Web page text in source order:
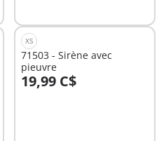
XS
71503 - Sirène avec
pieuvre
19,99 C$
Au panier